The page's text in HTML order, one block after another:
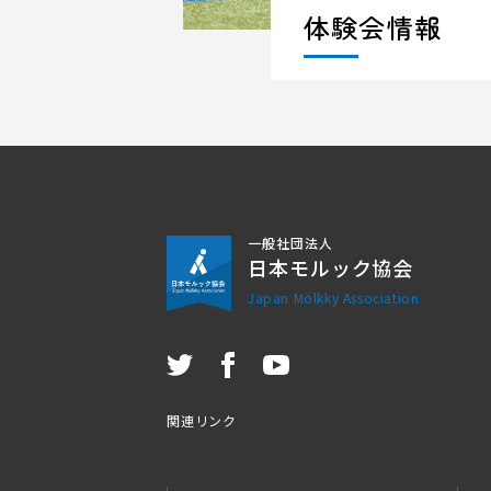
体験会情報
一般社団法人
日本モルック協会
Japan Mölkky Association
関連リンク